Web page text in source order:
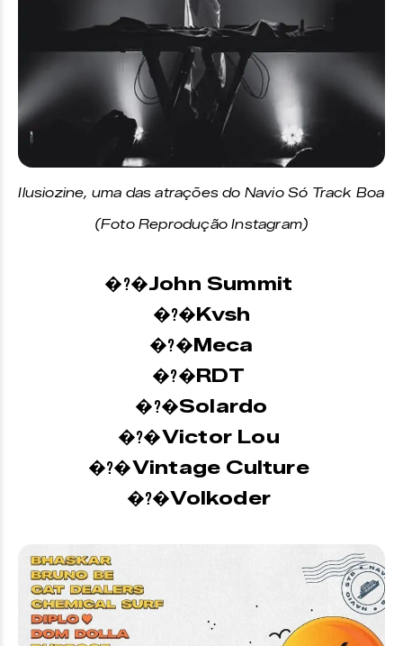
Ilusiozine, uma das atrações do Navio Só Track Boa
(Foto Reprodução Instagram)
�?�John Summit
�?�Kvsh
�?�Meca
�?�RDT
�?�Solardo
�?�Victor Lou
�?�Vintage Culture
�?�Volkoder